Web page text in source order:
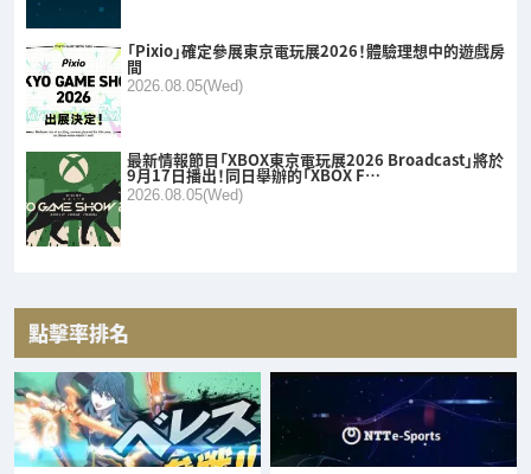
「Pixio」確定參展東京電玩展2026！體驗理想中的遊戲房
間
2026.08.05(Wed)
最新情報節目「XBOX東京電玩展2026 Broadcast」將於
9月17日播出！同日舉辦的「XBOX F…
2026.08.05(Wed)
點擊率排名